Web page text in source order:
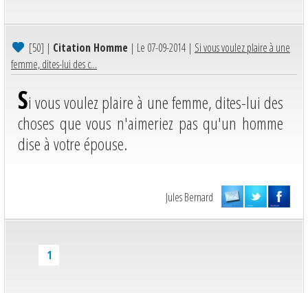
[50] | Citation Homme | Le 07-09-2014 | Si vous voulez plaire à une
femme, dites-lui des c...
Si vous voulez plaire à une femme, dites-lui des
choses que vous n'aimeriez pas qu'un homme
dise à votre épouse.
Jules Bernard
1